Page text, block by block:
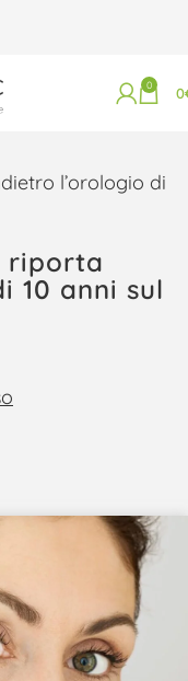
0 0
l’orologio di
riporta
10 anni sul